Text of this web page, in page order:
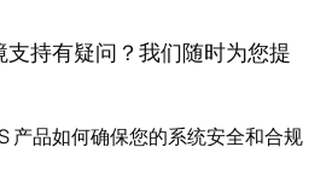
持有疑问？我们随时为您提
产品如何确保您的系统安全和合规